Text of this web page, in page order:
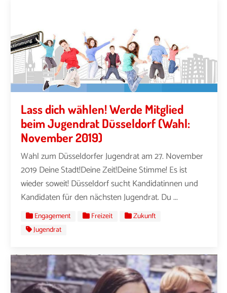
Lass dich wählen! Werde Mitglied
beim Jugendrat Düsseldorf (Wahl:
November 2019)
Wahl zum Düsseldorfer Jugendrat am 27. November
2019 Deine Stadt!Deine Zeit!Deine Stimme! Es ist
wieder soweit! Düsseldorf sucht Kandidatinnen und
Kandidaten für den nächsten Jugendrat. Du ...
Engagement Freizeit
Zukunft
Jugendrat